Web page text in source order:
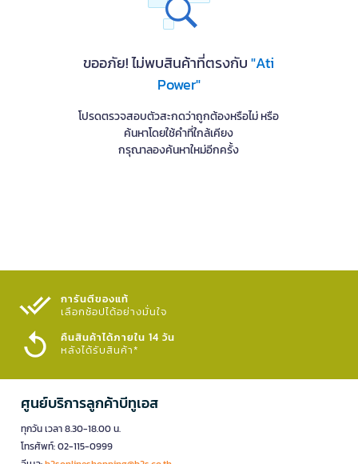
ขออภัย! ไม่พบสินค้าที่ตรงกับ"Ati
Power"
โปรดตรวจสอบตัวสะกดว่าถูกต้องหรือไม่ หรือ
ค้นหาโดยใช้คำที่ใกล้เคียง
กรุณาลองค้นหาใหม่อีกครั้ง
การันตีของแท้
เลือกช้อปได้อย่างมั่นใจ​
คืนสินค้าได้ภายใน 14 วัน
หลังได้รับสินค้า*
ศูนย์บริการลูกค้าบีทูเอส
ทุกวัน เวลา 8.30-18.00 น.
โทรศัพท์: 02-115-0999